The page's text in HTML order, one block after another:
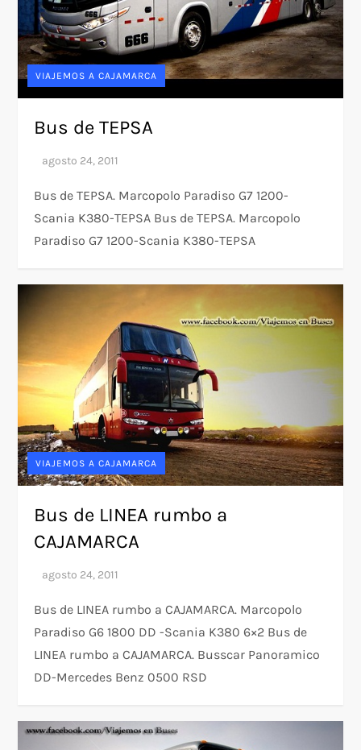
VIAJEMOS A CAJAMARCA
Bus de TEPSA
Bus de TEPSA. Marcopolo Paradiso G7 1200-
Scania K380-TEPSA Bus de TEPSA. Marcopolo
Paradiso G7 1200-Scania K380-TEPSA
VIAJEMOS A CAJAMARCA
Bus de LINEA rumbo a
CAJAMARCA
Bus de LINEA rumbo a CAJAMARCA. Marcopolo
Paradiso G6 1800 DD -Scania K380 6×2 Bus de
LINEA rumbo a CAJAMARCA. Busscar Panoramico
DD-Mercedes Benz 0500 RSD